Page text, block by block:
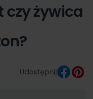
czy żywica
Udostępnij